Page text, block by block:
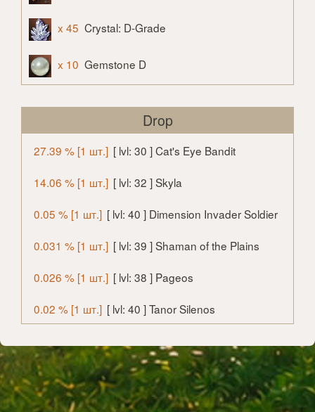
x 45 Crystal: D-Grade
x 10 Gemstone D
Drop
27.39 % [1 шт.] [ lvl: 30 ] Cat's Eye Bandit
14.06 % [1 шт.] [ lvl: 32 ] Skyla
0.05 % [1 шт.] [ lvl: 40 ] Dimension Invader Soldier
0.031 % [1 шт.] [ lvl: 39 ] Shaman of the Plains
0.026 % [1 шт.] [ lvl: 38 ] Pageos
0.02 % [1 шт.] [ lvl: 40 ] Tanor Silenos